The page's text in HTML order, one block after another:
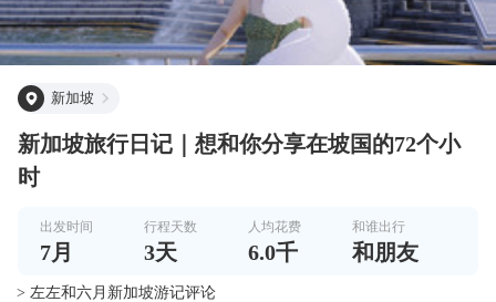
新加坡
新加坡旅行日记｜想和你分享在坡国的72个小
时
出发时间
7月
行程天数
3天
人均花费
6.0千
和谁出行
和朋友
> 左左和六月新加坡游记评论